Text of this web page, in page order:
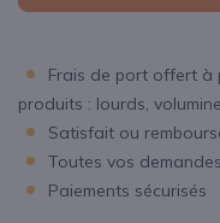
Frais de port offert à
produits : lourds,
Satisfait ou
Toutes vos
Paiements sécurisés